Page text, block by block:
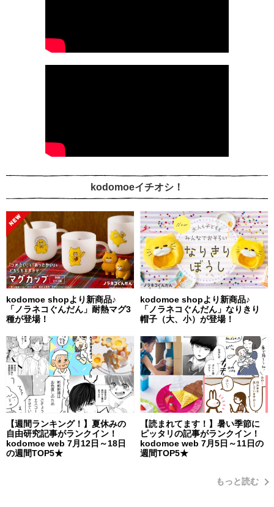
kodomoeイチオシ！
kodomoe shopより新商品♪
「ノラネコぐんだん」耐熱マグ3
種が登場！
kodomoe shopより新商品♪
「ノラネコぐんだん」なりきり
帽子（大、小）が登場！
【週間ランキング！】夏休みの
自由研究記事がランクイン！
kodomoe web 7月12日～18日
の週間TOP5★
【読まれてます！】暑い季節に
ピッタリの記事がランクイン！
kodomoe web 7月5日～11日の
週間TOP5★
もっと読む